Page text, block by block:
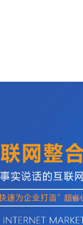
应式网站建设方案
窜货系统
语言网站建设方
销系统